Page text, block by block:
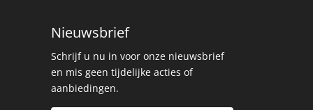
Nieuwsbrief
Schrijf u nu in voor onze nieuwsbrief
en mis geen tijdelijke acties of
aanbiedingen.